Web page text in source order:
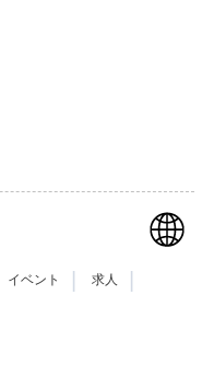
イベント 求人